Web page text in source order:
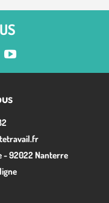
- 92022 Nanterre